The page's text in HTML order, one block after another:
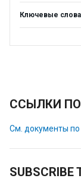
Ключевые слова
ССЫЛКИ
См. документы по
SUBSCRIBE